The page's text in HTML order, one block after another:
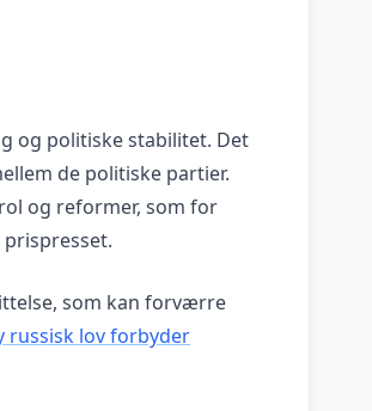
og politiske stabilitet. Det
de politiske partier.
og reformer, som for
som kan forværre
russisk lov forbyder